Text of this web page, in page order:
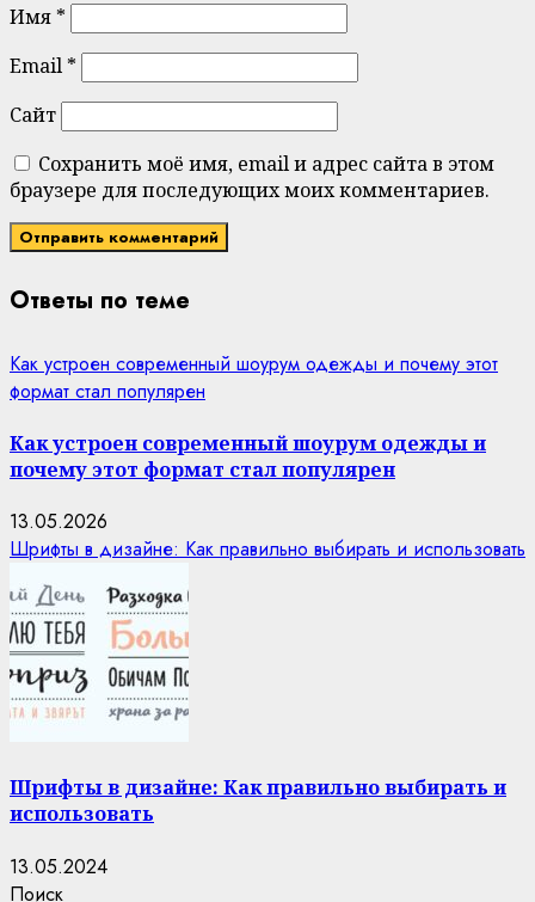
Имя *
Email *
Сайт
Сохранить моё имя, email и адрес сайта в этом
браузере для последующих моих комментариев.
Ответы по теме
Как устроен современный шоурум одежды и почему этот
формат стал популярен
Как устроен современный шоурум одежды и
почему этот формат стал популярен
13.05.2026
Шрифты в дизайне: Как правильно выбирать и использовать
Шрифты в дизайне: Как правильно выбирать и
использовать
13.05.2024
Поиск